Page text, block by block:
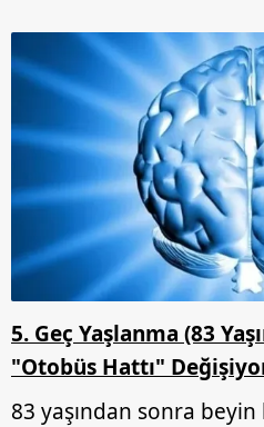
5. Geç Yaşlanma (83
"Otobüs Hattı"
83 yaşından sonra